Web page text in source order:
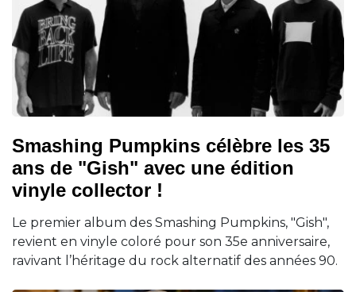
Smashing Pumpkins célèbre les 35
ans de "Gish" avec une édition
vinyle collector !
Le premier album des Smashing Pumpkins, "Gish",
revient en vinyle coloré pour son 35e anniversaire,
ravivant l’héritage du rock alternatif des années 90.